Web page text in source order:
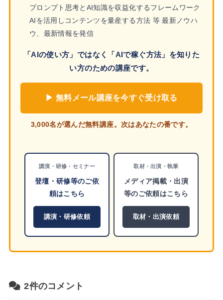
プロンプト思考とAI知識を収益化するフレームワーク
AIを活用しコンテンツを量産する方法 等 最新ノウハ
ウ、最新情報を発信
「AIの使い方」ではなく「AIで稼ぐ方法」を知りた
い方のための講座です。
▶ 無料メール講座を今すぐ受け取る
3,000名が選んだ無料講座。次はあなたの番です。
講演・研修・セミナー
登壇・研修等のご依
頼はこちら
講演・研修依頼
取材・出演・執筆
メディア掲載・出演
等のご依頼はこちら
取材・出演依頼
2件のコメント